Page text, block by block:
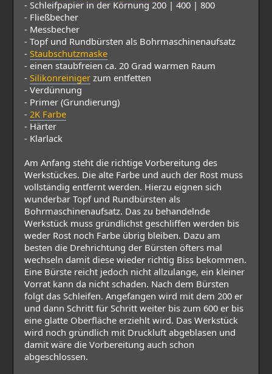
- Schleifpapier in der Körnung 200 | 400 | 800
- Fließbecher
- Messbecher
- Topf und Rundbürsten als Bohrmaschinenaufsatz
- Staubschutzmaske
- einen staubfreien ca. 20 Grad warmen Raum
- Silikonreiniger zum entfetten
- Verdünnung
- Primer (Grundierung)
- 2K Farbe
- Härter
- Klarlack
Am Anfang steht die richtige Vorbereitung des
Werkstückes. Die alte Farbe und auch der Rost muss
vollständig entfernt werden. Hierzu eignen sich
wunderbar Topf und Rundbürsten als
Bohrmaschinenaufsatz. Das zu behandelnde
Werkstück muss gründlichst geschliffen werden bis
weder Rost noch Farbe übrig bleiben. Dazu am
besten die Drehrichtung der Bürsten öfters mal
wechseln damit diese wieder richtig Biss bekommen.
Eine Bürste reicht jedoch nicht allzulange, ein kleiner
Vorrat kann da nicht schaden. Nach dem Bürsten
folgt das Schleifen. Angefangen wird mit dem 200 er
und dann Schritt für Schritt weiter bis zum 600 er bis
eine glatte Oberfläche erziehlt wird. Das Werkstück
wird noch gründlich mit Druckluft abgeblasen und
damit wäre die Vorbereitung auch schon
abgeschlossen.